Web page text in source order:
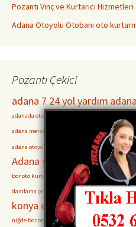
Pozantı Vinç ve Kurtarıcı
Adana Otoyolu Otobanı oto
Pozantı Çekici
adana 7 24 yol yardım
adanada oto kurtarıcılar
adana mersin otoyolu oto çekici
adana
adana otoyolu oto çekici Adana oto
Adana yolu kurtarıcı
bor oto kurtarıcı
bor oto çekici damlama oto
damlama çekici
Ereğli Oto
konya ereğli oto kurtarma
niğde bor oto kurtarma pozantı adana oto